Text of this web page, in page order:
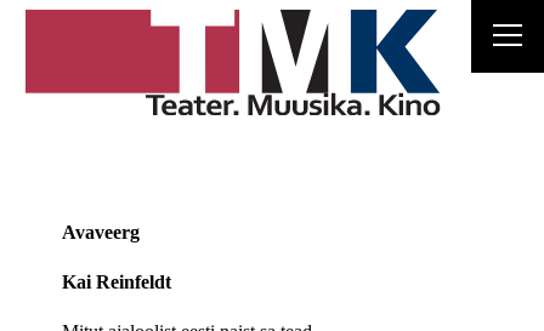
Avaveerg
Kai Reinfeldt